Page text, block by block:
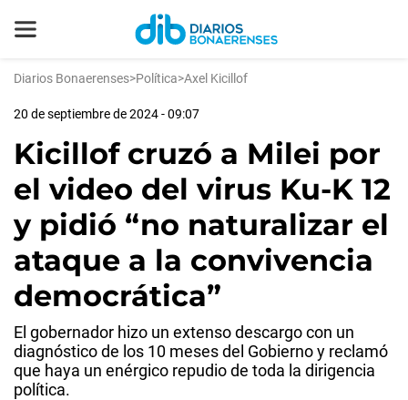
Diarios Bonaerenses>Política>Axel Kicillof
20 de septiembre de 2024 - 09:07
Kicillof cruzó a Milei por
el video del virus Ku-K 12
y pidió “no naturalizar el
ataque a la convivencia
democrática”
El gobernador hizo un extenso descargo con un
diagnóstico de los 10 meses del Gobierno y reclamó
que haya un enérgico repudio de toda la dirigencia
política.